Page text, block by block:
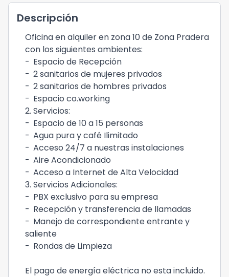
Descripción
Oficina en alquiler en zona 10 de Zona Pradera
con los siguientes ambientes:
- Espacio de Recepción
- 2 sanitarios de mujeres privados
- 2 sanitarios de hombres privados
- Espacio co.working
2. Servicios:
- Espacio de 10 a 15 personas
- Agua pura y café Ilimitado
- Acceso 24/7 a nuestras instalaciones
- Aire Acondicionado
- Acceso a Internet de Alta Velocidad
3. Servicios Adicionales:
- PBX exclusivo para su empresa
- Recepción y transferencia de llamadas
- Manejo de correspondiente entrante y
saliente
- Rondas de Limpieza
El pago de energía eléctrica no esta incluido.